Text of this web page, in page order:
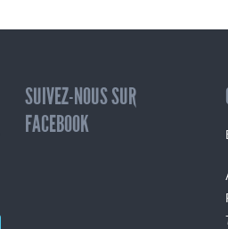
SUIVEZ-NOUS SUR
FACEBOOK